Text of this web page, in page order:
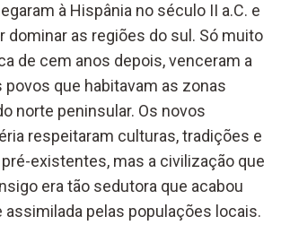
à Hispânia no século II a.C. e
dominar as regiões do sul. Só muito
de cem anos depois, venceram a
que habitavam as zonas
norte peninsular. Os novos
respeitaram culturas, tradições e
existentes, mas a civilização que
era tão sedutora que acabou
assimilada pelas populações locais.